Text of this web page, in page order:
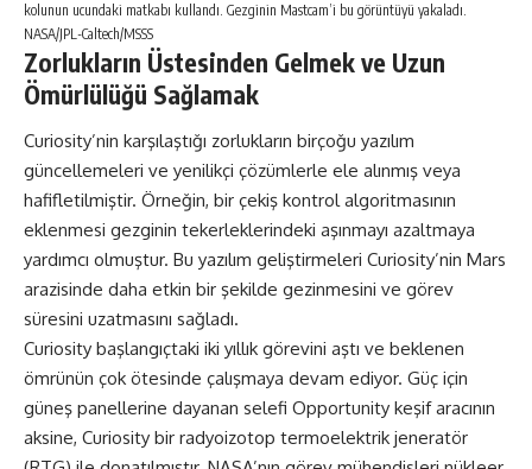
kolunun ucundaki matkabı kullandı. Gezginin Mastcam’i bu görüntüyü yakaladı.
NASA/JPL-Caltech/MSSS
Zorlukların Üstesinden Gelmek ve Uzun
Ömürlülüğü Sağlamak
Curiosity’nin karşılaştığı zorlukların birçoğu yazılım
güncellemeleri ve yenilikçi çözümlerle ele alınmış veya
hafifletilmiştir. Örneğin, bir çekiş kontrol algoritmasının
eklenmesi gezginin tekerleklerindeki aşınmayı azaltmaya
yardımcı olmuştur. Bu yazılım geliştirmeleri Curiosity’nin Mars
arazisinde daha etkin bir şekilde gezinmesini ve görev
süresini uzatmasını sağladı.
Curiosity başlangıçtaki iki yıllık görevini aştı ve beklenen
ömrünün çok ötesinde çalışmaya devam ediyor. Güç için
güneş panellerine dayanan selefi Opportunity keşif aracının
aksine, Curiosity bir radyoizotop termoelektrik jeneratör